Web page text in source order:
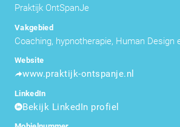
Praktijk OntSpanJe
Vakgebied
Coaching, hypnotherapie, Human Design
Website
www.praktijk-ontspanje.nl
LinkedIn
Bekijk LinkedIn profiel